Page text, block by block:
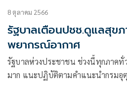
8 ตุลาคม 2566
รัฐบาลเตือนปชช.ดูแลสุข
พยากรณ์อากาศ
รัฐบาลห่วงประชาชน ช่วงนี้ทุกภาค
มาก แนะปฏิบัติตามคำแนะนำกรมอุ